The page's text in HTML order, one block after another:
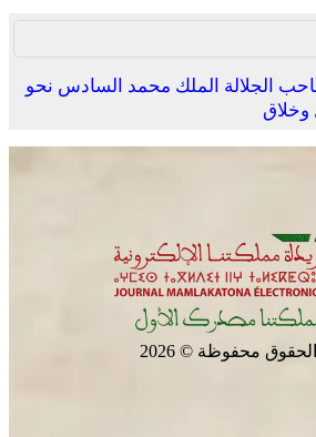
الجلالة الملك محمد السادس نحو
محفوظة © 2026